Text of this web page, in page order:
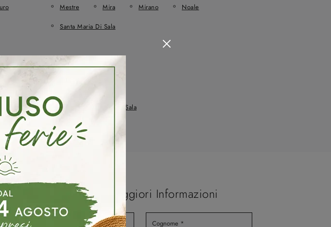
Mestre Mira Mirano Noale
Santa Maria Di Sala
Librerie Fratelli Mirandola Santa Maria Di Sala
Richiedi Maggiori Informazioni